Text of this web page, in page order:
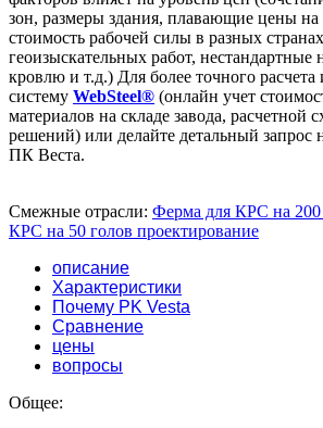
зон, размеры здания, плавающие цены на
стоимость рабочей силы в разных
геоизыскательных работ, нестандартные
кровлю и т.д.) Для более точного расчета
систему WebSteel® (онлайн учет
материалов на складе завода, расчетной
решений) или делайте детальный запрос
ПК Веста.
Смежные отрасли: Ферма для КРС на 200
КРС на 50 голов проектирование
описание
Характеристики
Почему PK Vesta
Сравнение
цены
вопросы
Общее: